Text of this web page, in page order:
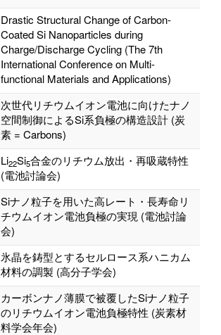
Drastic Structural Change of Carbon-
Coated Si Nanoparticles during
Charge/Discharge Cycling (The 7th
International Conference on Multi-
functional Materials and Applications)
次世代リチウムイオン電池に向けたナノ
空間制御によるSi系負極の構造設計 (炭
素 = Carbons)
Li22Si5合金のリチウム放出・再吸蔵特性
(電池討論会)
Siナノ粒子を用いた高レート・長寿命リ
チウムイオン電池負極の実現 (電池討論
会)
氷晶を鋳型とするセルロース系ハニカム
材料の調製 (高分子学会)
カーボンナノ薄膜で被覆したSiナノ粒子
のリチウムイオン電池負極特性 (炭素材
料学会年会)